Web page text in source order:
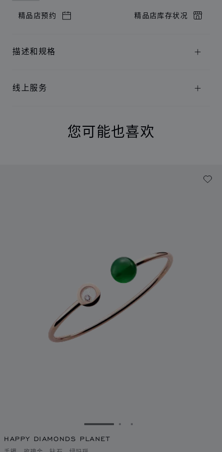
精品店预约 精品店库存状况
描述和规格
线上服务
您可能也喜欢
转到幻灯片 1转到幻灯片 2
转到幻灯片 3
HAPPY DIAMONDS PLANET